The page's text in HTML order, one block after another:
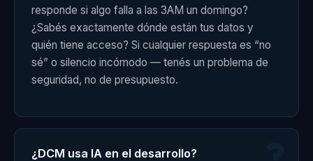
responde si algo falla a las 3AM un domingo?
¿Sabés exactamente dónde están tus datos y
quién tiene acceso? Si cualquier respuesta es “no
sé” o silencio incómodo — tenés un problema de
seguridad, no de presupuesto.
¿DCM usa IA en el desarrollo?